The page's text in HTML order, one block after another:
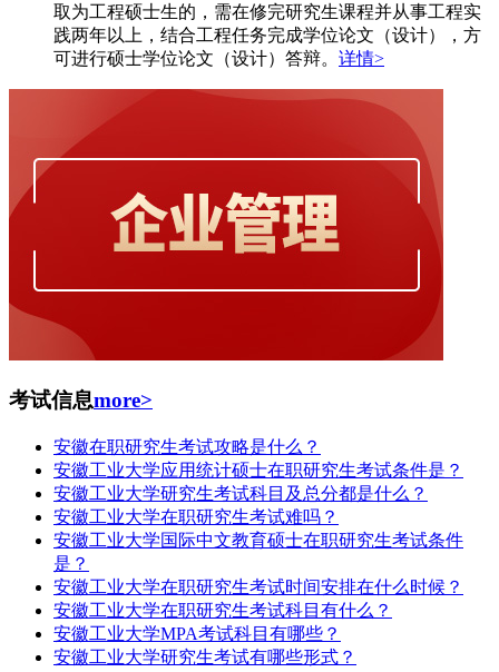
取为工程硕士生的，需在修完研究生课程并从事工程实
践两年以上，结合工程任务完成学位论文（设计），方
可进行硕士学位论文（设计）答辩。 详情>
考试信息more>
安徽在职研究生考试攻略是什么？
安徽工业大学应用统计硕士在职研究生考试条件是？
安徽工业大学研究生考试科目及总分都是什么？
安徽工业大学在职研究生考试难吗？
安徽工业大学国际中文教育硕士在职研究生考试条件
是？
安徽工业大学在职研究生考试时间安排在什么时候？
安徽工业大学在职研究生考试科目有什么？
安徽工业大学MPA考试科目有哪些？
安徽工业大学研究生考试有哪些形式？